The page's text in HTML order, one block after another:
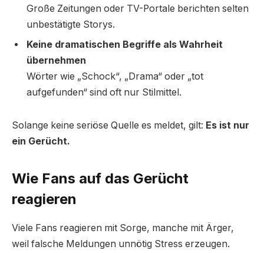
Große Zeitungen oder TV-Portale berichten selten
unbestätigte Storys.
Keine dramatischen Begriffe als Wahrheit
übernehmen
Wörter wie „Schock“, „Drama“ oder „tot
aufgefunden“ sind oft nur Stilmittel.
Solange keine seriöse Quelle es meldet, gilt: Es ist nur
ein Gerücht.
Wie Fans auf das Gerücht
reagieren
Viele Fans reagieren mit Sorge, manche mit Ärger,
weil falsche Meldungen unnötig Stress erzeugen.